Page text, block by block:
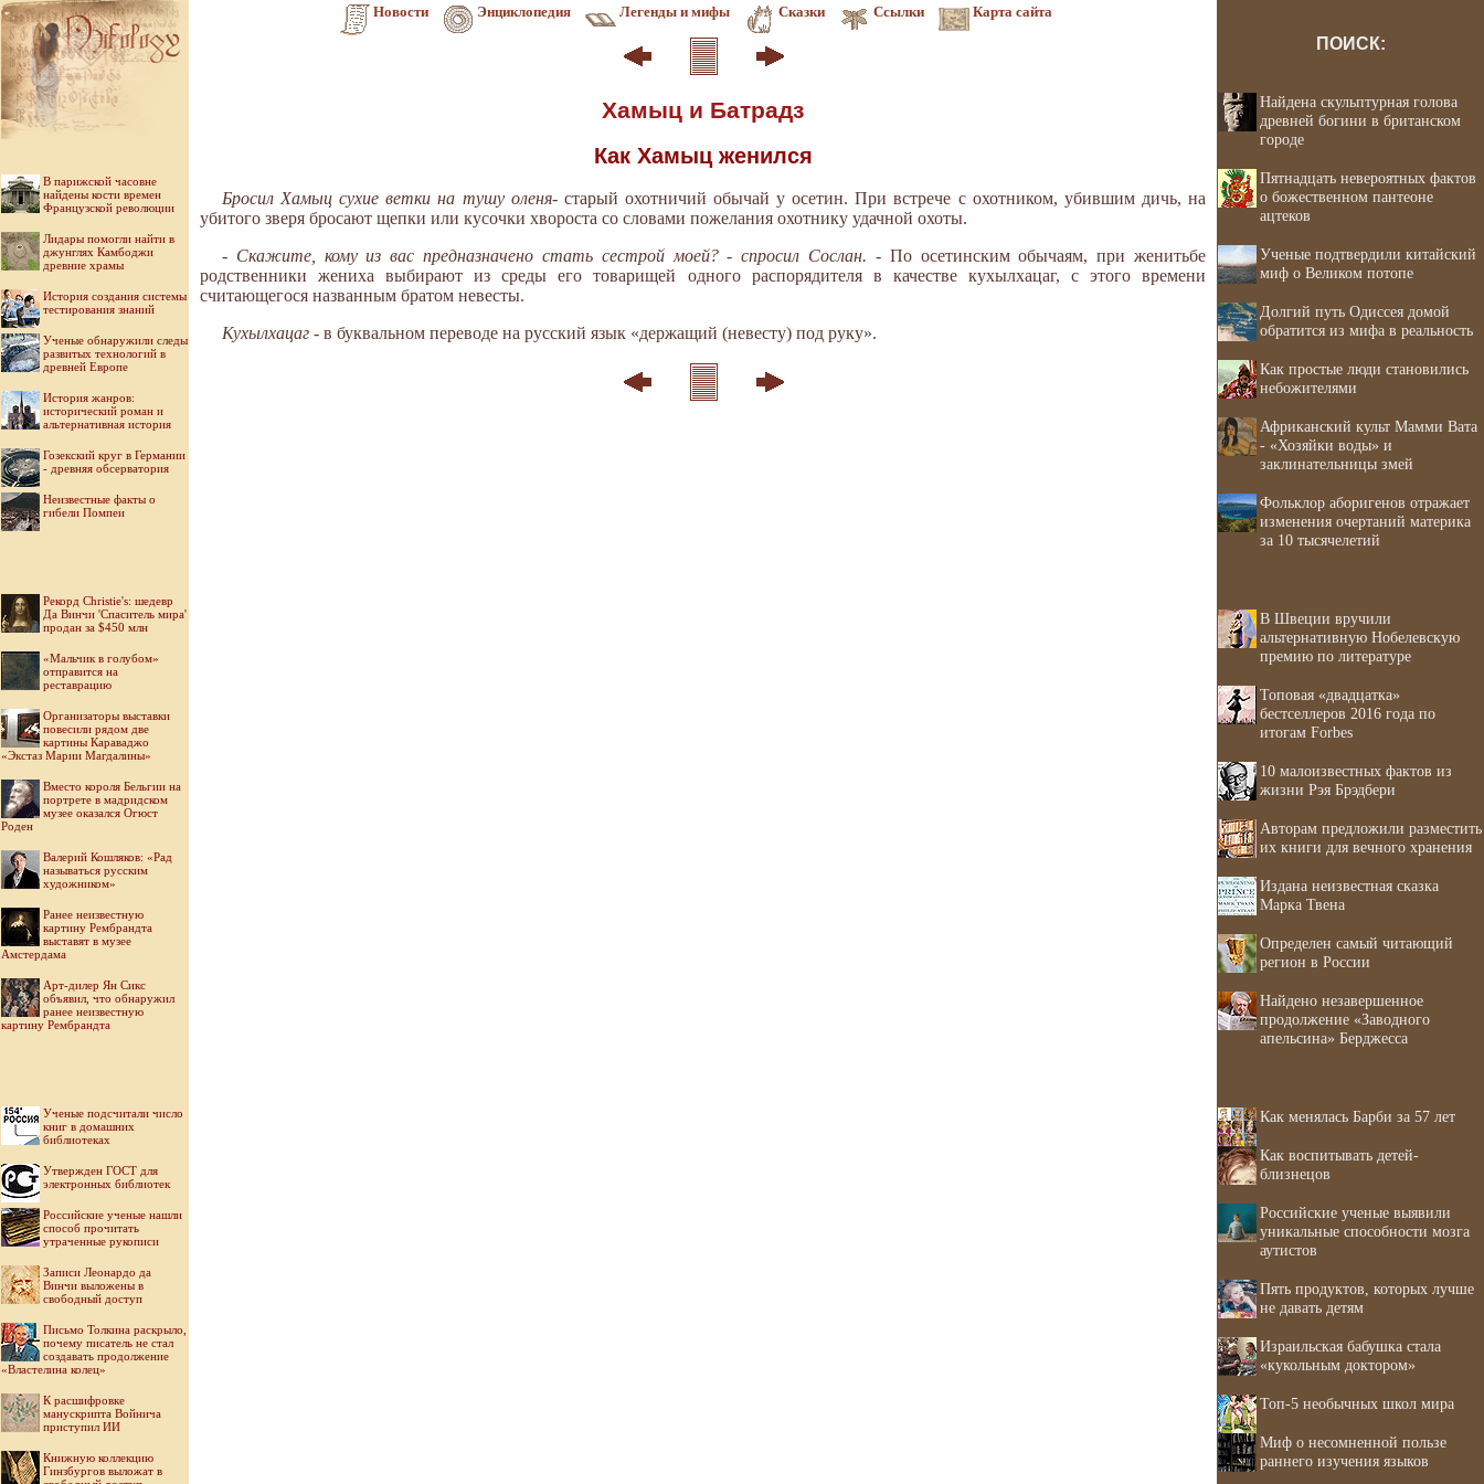
Новости Энциклопедия Легенды и мифы Сказки Ссылки Карта сайта
В парижской часовне
найдены кости времен
Французской революции
Лидары помогли найти в
джунглях Камбоджи
древние храмы
История создания системы
тестирования знаний
Ученые обнаружили следы
развитых технологий в
древней Европе
История жанров:
исторический роман и
альтернативная история
Гозекский круг в Германии
- древняя обсерватория
Неизвестные факты о
гибели Помпеи
Рекорд Christie's: шедевр
Да Винчи 'Спаситель мира'
продан за $450 млн
«Мальчик в голубом»
отправится на
реставрацию
Организаторы выставки
повесили рядом две
картины Караваджо
«Экстаз Марии Магдалины»
Вместо короля Бельгии на
портрете в мадридском
музее оказался Огюст
Роден
Валерий Кошляков: «Рад
называться русским
художником»
Ранее неизвестную
картину Рембрандта
выставят в музее
Амстердама
Арт-дилер Ян Сикс
объявил, что обнаружил
ранее неизвестную
картину Рембрандта
Ученые подсчитали число
книг в домашних
библиотеках
Утвержден ГОСТ для
электронных библиотек
Российские ученые нашли
способ прочитать
утраченные рукописи
Записи Леонардо да
Винчи выложены в
свободный доступ
Письмо Толкина раскрыло,
почему писатель не стал
создавать продолжение
«Властелина колец»
К расшифровке
манускрипта Войнича
приступил ИИ
Книжную коллекцию
Гинзбургов выложат в
Хамыц и Батрадз
Как Хамыц женился
Бросил Хамыц сухие ветки на тушу оленя- старый охотничий обычай у осетин. При встрече с охотником, убившим дичь, на
убитого зверя бросают щепки или кусочки хвороста со словами пожелания охотнику удачной охоты.
- Скажите, кому из вас предназначено стать сестрой моей? - спросил Сослан. - По осетинским обычаям, при женитьбе
родственники жениха выбирают из среды его товарищей одного распорядителя в качестве кухылхацаг, с этого времени
считающегося названным братом невесты.
Кухылхацаг - в буквальном переводе на русский язык «держащий (невесту) под руку».
ПОИСК:
Найдена скульптурная голова
древней богини в британском
городе
Пятнадцать невероятных фактов
о божественном пантеоне
ацтеков
Ученые подтвердили китайский
миф о Великом потопе
Долгий путь Одиссея домой
обратится из мифа в реальность
Как простые люди становились
небожителями
Африканский культ Мамми Вата
- «Хозяйки воды» и
заклинательницы змей
Фольклор аборигенов отражает
изменения очертаний материка
за 10 тысячелетий
В Швеции вручили
альтернативную Нобелевскую
премию по литературе
Топовая «двадцатка»
бестселлеров 2016 года по
итогам Forbes
10 малоизвестных фактов из
жизни Рэя Брэдбери
Авторам предложили разместить
их книги для вечного хранения
Издана неизвестная сказка
Марка Твена
Определен самый читающий
регион в России
Найдено незавершенное
продолжение «Заводного
апельсина» Берджесса
Как менялась Барби за 57 лет
Как воспитывать детей-
близнецов
Российские ученые выявили
уникальные способности мозга
аутистов
Пять продуктов, которых лучше
не давать детям
Израильская бабушка стала
«кукольным доктором»
Топ-5 необычных школ мира
Миф о несомненной пользе
раннего изучения языков